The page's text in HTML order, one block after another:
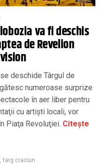
va fi deschis
de Revelion
deschide Târgul de
numeroase surprize
în aer liber pentru
cu artişti locali, vor
Piaţa Revoluţiei. Citește
,targ craciun